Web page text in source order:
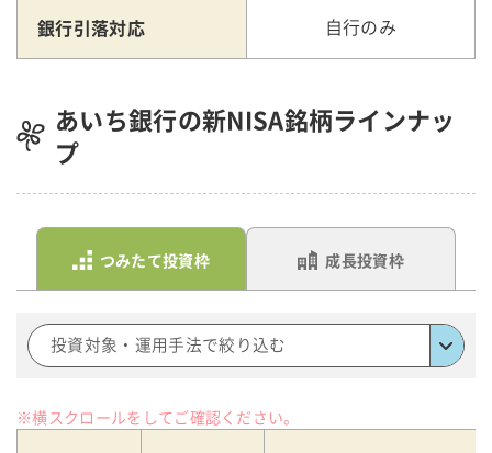
銀行引落対応 自行のみ
あいち銀行の新NISA銘柄ラインナッ
プ
つみたて投資枠 成長投資枠
投資対象・運用手法で絞り込む
※横スクロールをしてご確認ください。